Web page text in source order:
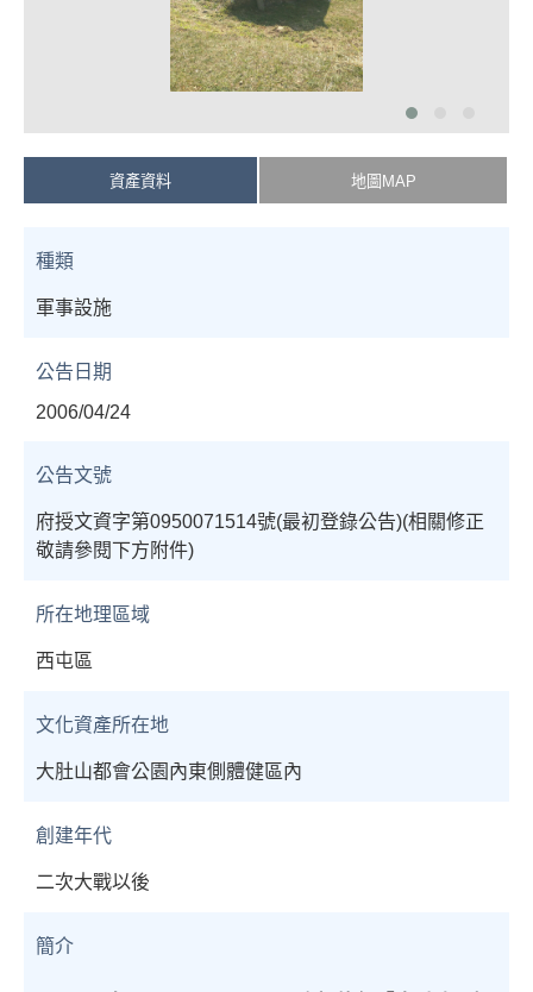
資產資料 地圖MAP
種類
軍事設施
公告日期
2006/04/24
公告文號
府授文資字第0950071514號(最初登錄公告)(相關修正
敬請參閱下方附件)
所在地理區域
西屯區
文化資產所在地
大肚山都會公園內東側體健區內
創建年代
二次大戰以後
簡介